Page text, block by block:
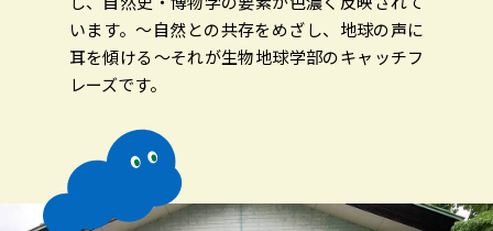
います。～自然との共存をめざし、地球の声に
耳を傾ける～それが生物地球学部のキャッチフ
レーズです。